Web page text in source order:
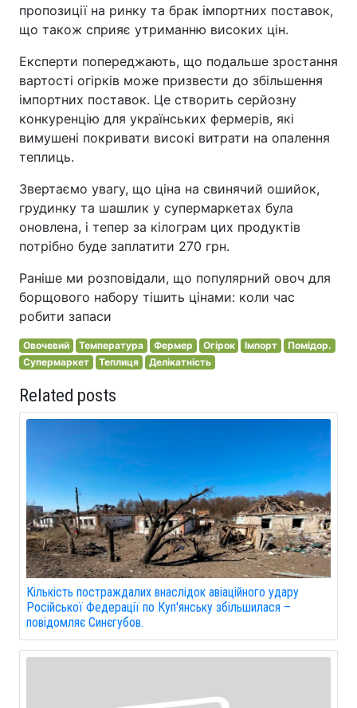
пропозиції на ринку та брак імпортних поставок,
що також сприяє утриманню високих цін.
Експерти попереджають, що подальше зростання
вартості огірків може призвести до збільшення
імпортних поставок. Це створить серйозну
конкуренцію для українських фермерів, які
вимушені покривати високі витрати на опалення
теплиць.
Звертаємо увагу, що ціна на свинячий ошийок,
грудинку та шашлик у супермаркетах була
оновлена, і тепер за кілограм цих продуктів
потрібно буде заплатити 270 грн.
Раніше ми розповідали, що популярний овоч для
борщового набору тішить цінами: коли час
робити запаси
Овочевий Температура Фермер Огірок Імпорт
Помідор.
Супермаркет
Теплиця Делікатність
Related posts
Кількість постраждалих внаслідок авіаційного удару
Російської Федерації по Куп'янську збільшилася –
повідомляє Синєгубов.